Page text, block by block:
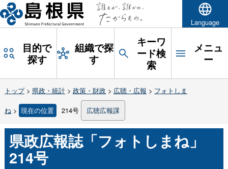
Language
目的で
探す
組織で探
す
キーワ
ード検
索
メニュ
ー
トップ> 県政・統計> 政策・財政 > 広聴・広報 > フォトしま
ね> 現在の位置 214号 広聴広報課
県政広報誌「フォトしまね」
214号